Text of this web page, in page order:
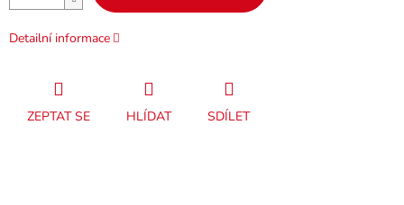
Detailní informace
ZEPTAT SE HLÍDAT SDÍLET